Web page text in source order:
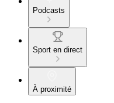
Podcasts
Sport en direct
À proximité